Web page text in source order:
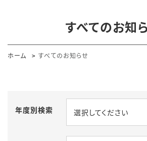
すべてのお知
ホーム すべてのお知らせ
年度別検索 選択してください